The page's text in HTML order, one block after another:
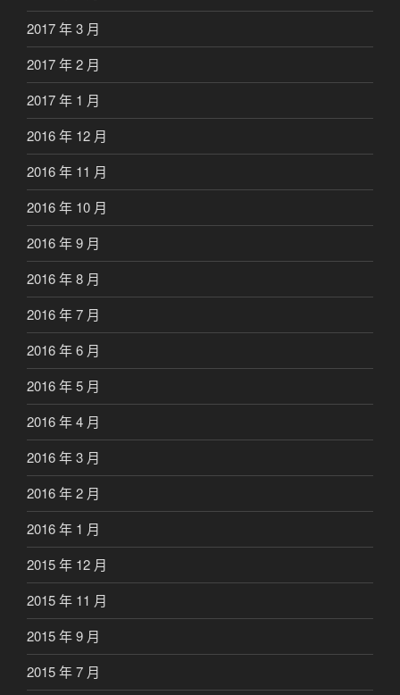
2017 年 3 月
2017 年 2 月
2017 年 1 月
2016 年 12 月
2016 年 11 月
2016 年 10 月
2016 年 9 月
2016 年 8 月
2016 年 7 月
2016 年 6 月
2016 年 5 月
2016 年 4 月
2016 年 3 月
2016 年 2 月
2016 年 1 月
2015 年 12 月
2015 年 11 月
2015 年 9 月
2015 年 7 月